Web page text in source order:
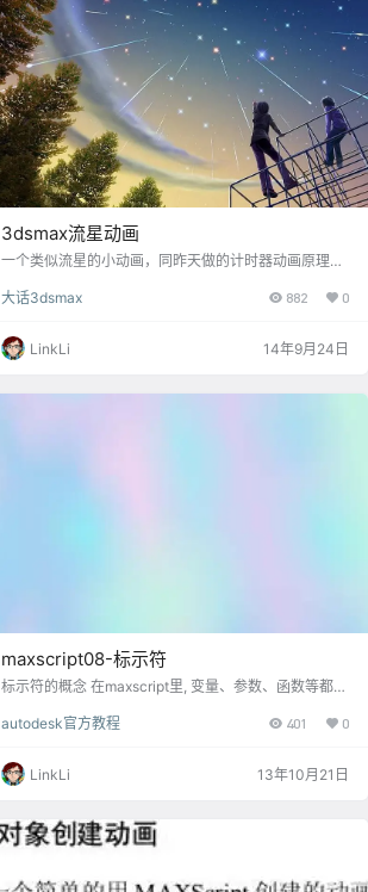
3dsmax流星动画
一个类似流星的小动画，同昨天做的计时器动画原理一
( movekeys a (random 0 100) ) random 是随机参数，
movekeys表示选择的物体移动关键帧，移动的帧数为r
andom的随机值 上次的链接《3dsmax计时器动画小教
大话3dsmax 882 0
LinkLi 14年9月24日
maxscript08-标示符
标示符的概念 在maxscript里, 变量、参数、函数等都有
似“mybox”就是标示符 合法的标示符 标示符内包括字
“3dscg” 包含空格 3dscg com 包含问号 3dscg？ 包含
其他字符，比如3dscg（com），其中“（com）”不是
autodesk官方教程 401 0
LinkLi 13年10月21日